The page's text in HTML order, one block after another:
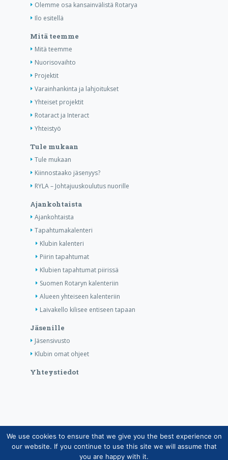
Olemme osa kansainvälistä Rotarya
Ilo esitellä
Mitä teemme
Mitä teemme
Nuorisovaihto
Projektit
Varainhankinta ja lahjoitukset
Yhteiset projektit
Rotaract ja Interact
Yhteistyö
Tule mukaan
Tule mukaan
Kiinnostaako jäsenyys?
RYLA – Johtajuuskoulutus nuorille
Ajankohtaista
Ajankohtaista
Tapahtumakalenteri
Klubin kalenteri
Piirin tapahtumat
Klubien tapahtumat piirissä
Suomen Rotaryn kalenteriin
Alueen yhteiseen kalenteriin
Laivakello kilisee entiseen tapaan
Jäsenille
Jäsensivusto
Klubin omat ohjeet
Yhteystiedot
Copyright © Suomen Rotarypalvelu ry 2026 |
Jäsentietojärjestelmän tietosuojaseloste|Henkilötietojen
We use cookies to ensure that we give you the best experience on
our website. If you continue to use this site we will assume that
you are happy with it.